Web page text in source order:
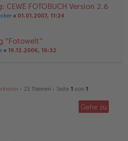
FOTOBUCH Version 2.6
« 01.01.2007, 11:24
"Fotowelt"
« 19.12.2006, 16:32
• 23 Themen • Seite 1 von 1
Gehe zu